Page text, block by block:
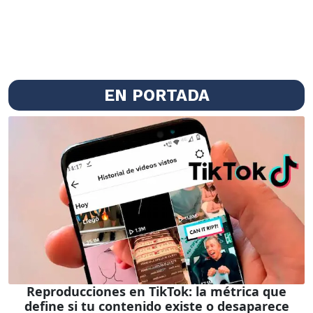
EN PORTADA
Reproducciones en TikTok: la métrica que
define si tu contenido existe o desaparece